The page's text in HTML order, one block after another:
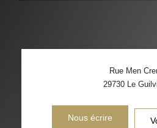
Rue Men
29730 Le
Nous écrire